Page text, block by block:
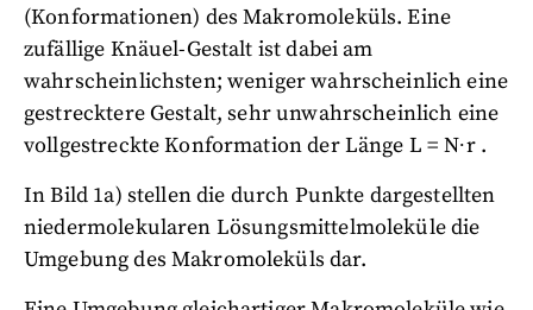
(Konformationen) des Makromoleküls. Eine
zufällige Knäuel-Gestalt ist dabei am
wahrscheinlichsten; weniger wahrscheinlich eine
gestrecktere Gestalt, sehr unwahrscheinlich eine
vollgestreckte Konformation der Länge L = N∙r .
In Bild 1a) stellen die durch Punkte dargestellten
niedermolekularen Lösungsmittelmoleküle die
Umgebung des Makromoleküls dar.